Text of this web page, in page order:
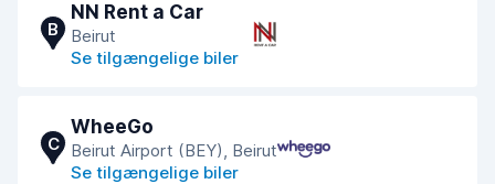
B
NN Rent a Car
Beirut
Se tilgængelige biler
C
WheeGo
Beirut Airport (BEY), Beirut
Se tilgængelige biler